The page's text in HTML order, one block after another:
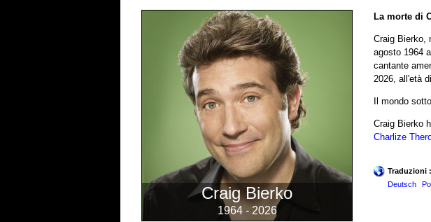
Craig Bierko
1964 - 2026
La morte di
Craig Bierko,
agosto 1964
cantante
2026, all'età
Il mondo
Craig Bierko
Charlize
Traduzioni :
Deutsch